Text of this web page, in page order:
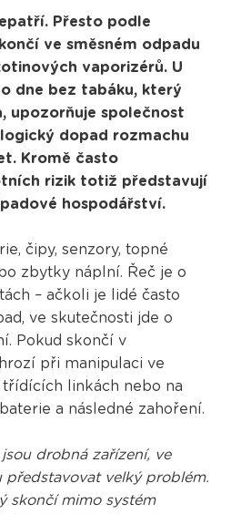
Přesto podle
ve směsném odpadu
vaporizérů. U
dne bez tabáku, který
upozorňuje společnost
dopad rozmachu
Kromě často
rizik totiž představují
hospodářství.
čipy, senzory, topné
zbytky náplní. Řeč je o
– ačkoli je lidé často
ve skutečnosti jde o
Pokud skončí v
při manipulaci ve
třídících linkách nebo na
a následné zahoření.
drobná zařízení, ve
představovat velký problém.
skončí mimo systém